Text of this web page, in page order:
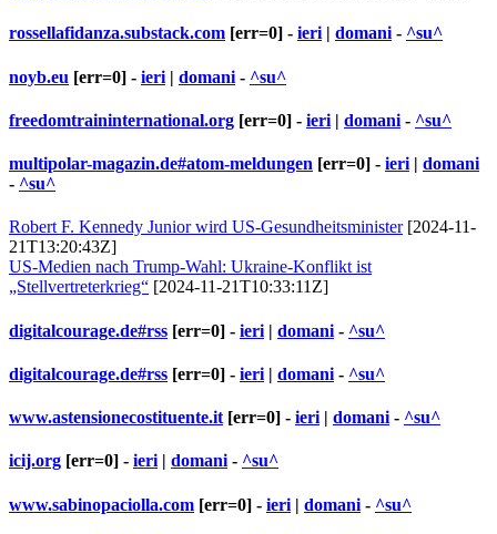
rossellafidanza.substack.com [err=0] - ieri | domani - ^su^
noyb.eu [err=0] - ieri | domani - ^su^
freedomtraininternational.org [err=0] - ieri | domani - ^su^
multipolar-magazin.de#atom-meldungen [err=0] - ieri | domani
- ^su^
Robert F. Kennedy Junior wird US-Gesundheitsminister[2024-11-
21T13:20:43Z]
US-Medien nach Trump-Wahl: Ukraine-Konflikt ist
„Stellvertreterkrieg“ [2024-11-21T10:33:11Z]
digitalcourage.de#rss [err=0] - ieri | domani - ^su^
digitalcourage.de#rss [err=0] - ieri | domani - ^su^
www.astensionecostituente.it [err=0] - ieri | domani - ^su^
icij.org [err=0] - ieri | domani - ^su^
www.sabinopaciolla.com [err=0] - ieri | domani - ^su^